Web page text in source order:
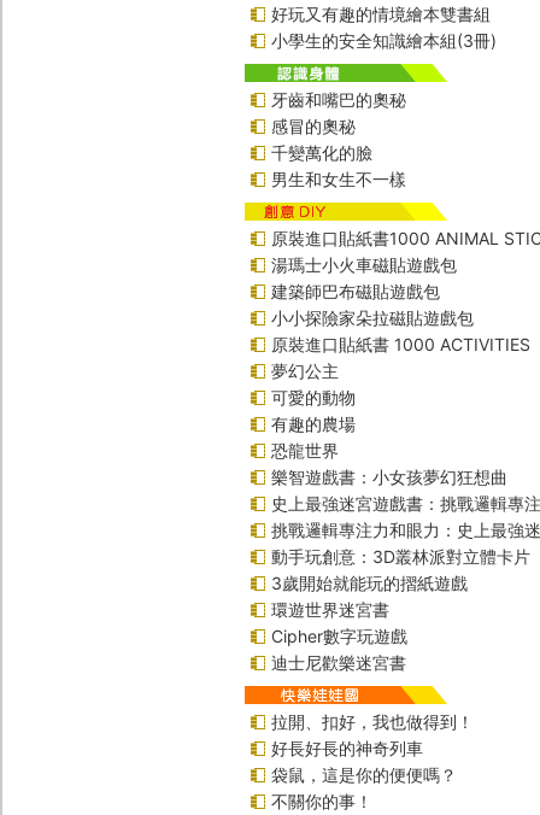
好玩又有趣的情境繪本雙書組
小學生的安全知識繪本組(3冊)
牙齒和嘴巴的奧秘
感冒的奧秘
千變萬化的臉
男生和女生不一樣
原裝進口貼紙書1000 ANIMAL
湯瑪士小火車磁貼遊戲包
建築師巴布磁貼遊戲包
小小探險家朵拉磁貼遊戲包
原裝進口貼紙書 1000 ACTIVITIES
夢幻公主
可愛的動物
有趣的農場
恐龍世界
樂智遊戲書：小女孩夢幻狂想曲
史上最強迷宮遊戲書：挑戰邏輯專
挑戰邏輯專注力和眼力：史上最強
動手玩創意：3D叢林派對立體卡片
3歲開始就能玩的摺紙遊戲
環遊世界迷宮書
Cipher數字玩遊戲
迪士尼歡樂迷宮書
拉開、扣好，我也做得到！
好長好長的神奇列車
袋鼠，這是你的便便嗎？
不關你的事！